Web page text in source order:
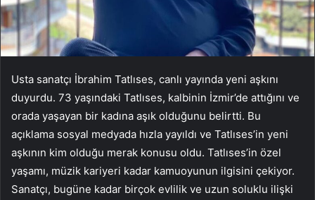
Usta sanatçı İbrahim Tatlıses, canlı yayında yeni aşkını
duyurdu. 73 yaşındaki Tatlıses, kalbinin İzmir’de attığını ve
orada yaşayan bir kadına aşık olduğunu belirtti. Bu
açıklama sosyal medyada hızla yayıldı ve Tatlıses’in yeni
aşkının kim olduğu merak konusu oldu. Tatlıses’in özel
yaşamı, müzik kariyeri kadar kamuoyunun ilgisini çekiyor.
Sanatçı, bugüne kadar birçok evlilik ve uzun soluklu ilişki